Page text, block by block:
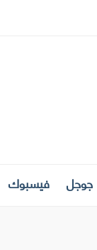
جوجل فيسبوك